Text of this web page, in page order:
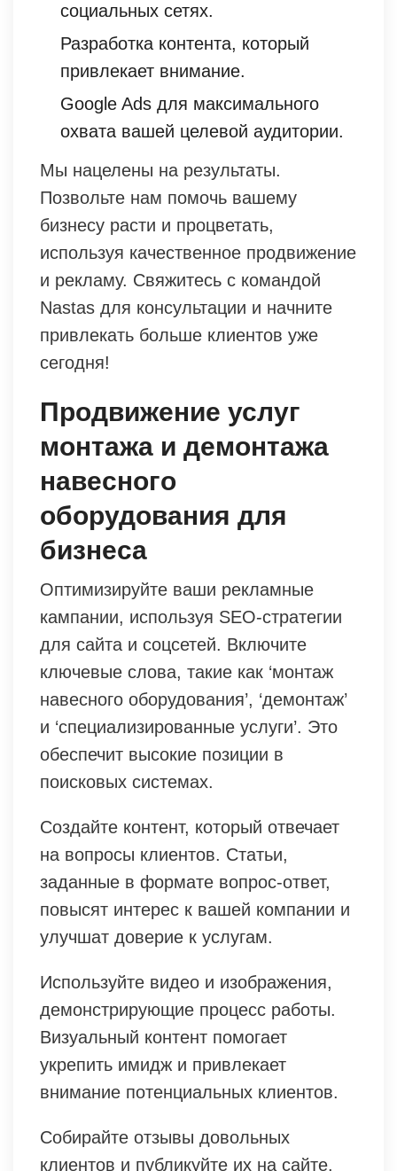
социальных сетях.
Разработка контента, который
привлекает внимание.
Google Ads для максимального
охвата вашей целевой аудитории.
Мы нацелены на результаты.
Позвольте нам помочь вашему
бизнесу расти и процветать,
используя качественное продвижение
и рекламу. Свяжитесь с командой
Nastas для консультации и начните
привлекать больше клиентов уже
сегодня!
Продвижение услуг
монтажа и демонтажа
навесного
оборудования для
бизнеса
Оптимизируйте ваши рекламные
кампании, используя SEO-стратегии
для сайта и соцсетей. Включите
ключевые слова, такие как ‘монтаж
навесного оборудования’, ‘демонтаж’
и ‘специализированные услуги’. Это
обеспечит высокие позиции в
поисковых системах.
Создайте контент, который отвечает
на вопросы клиентов. Статьи,
заданные в формате вопрос-ответ,
повысят интерес к вашей компании и
улучшат доверие к услугам.
Используйте видео и изображения,
демонстрирующие процесс работы.
Визуальный контент помогает
укрепить имидж и привлекает
внимание потенциальных клиентов.
Собирайте отзывы довольных
клиентов и публикуйте их на сайте.